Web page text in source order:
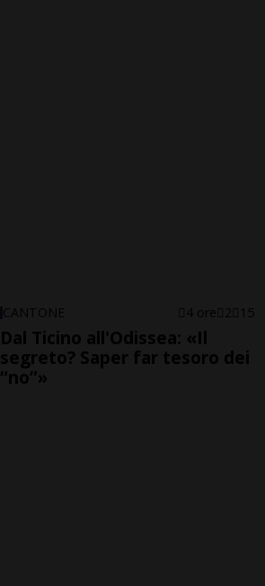
CANTONE 4 ore 2 15
Dal Ticino all'Odissea: «Il
segreto? Saper far tesoro dei
“no”»